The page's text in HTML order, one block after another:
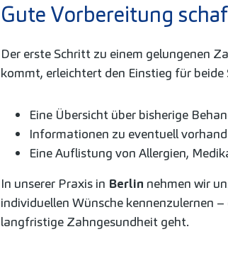
Gute Vorbereitung
Der erste Schritt zu einem gelungenen
kommt, erleichtert den Einstieg für beide
Eine Übersicht über bisherige
Informationen zu eventuell
Eine Auflistung von Allergien,
In unserer Praxis in Berlin nehmen wir
individuellen Wünsche kennenzulernen
langfristige Zahngesundheit geht.